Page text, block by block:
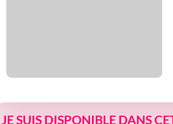
JE SUIS DISPONIBLE DANS